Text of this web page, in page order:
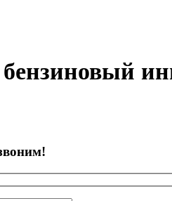
бензиновый